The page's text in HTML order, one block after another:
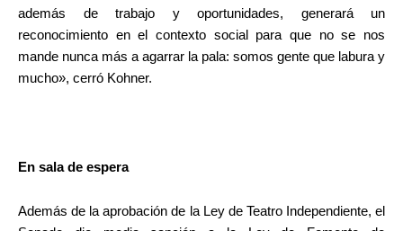
además de trabajo y oportunidades, generará un
reconocimiento en el contexto social para que no se nos
mande nunca más a agarrar la pala: somos gente que labura y
mucho», cerró Kohner.
En sala de espera
Además de la aprobación de la Ley de Teatro Independiente, el